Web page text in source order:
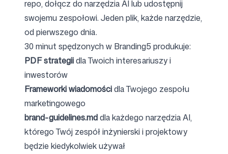
repo, dołącz do narzędzia AI lub udostępnij
swojemu zespołowi. Jeden plik, każde narzędzie,
od pierwszego dnia.
30 minut spędzonych w Branding5 produkuje:
PDF strategiidla Twoich interesariuszy i
inwestorów
Frameworki wiadomościdla Twojego zespołu
marketingowego
brand-guidelines.mddla każdego narzędzia AI,
którego Twój zespół inżynierski i projektowy
będzie kiedykolwiek używał